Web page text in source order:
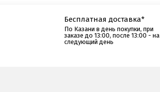
Бесплатная доставка*
По Казани в день покупки, при
заказе до 13:00, после 13:00 - на
следующий день